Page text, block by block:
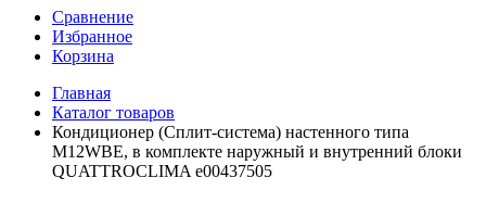
Сравнение
Избранное
Корзина
Главная
Каталог товаров
Кондиционер (Сплит-система) настенного типа
M12WBE, в комплекте наружный и внутренний блоки
QUATTROCLIMA e00437505